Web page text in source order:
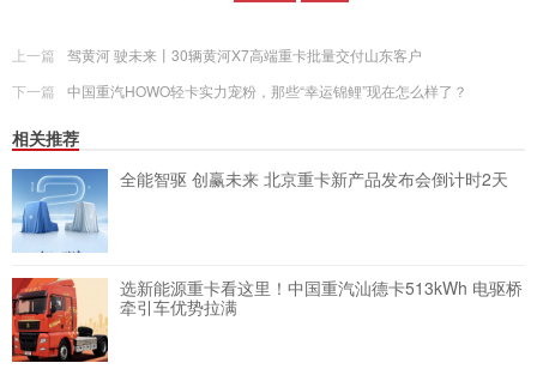
上一篇
驾黄河 驶未来丨30辆黄河X7高端重卡批量交付山东客户
下一篇
中国重汽HOWO轻卡实力宠粉，那些“幸运锦鲤”现在怎么样了？
相关推荐
全能智驱 创赢未来 北京重卡新产品发布会倒计时2天
选新能源重卡看这里！中国重汽汕德卡513kWh 电驱桥
牵引车优势拉满